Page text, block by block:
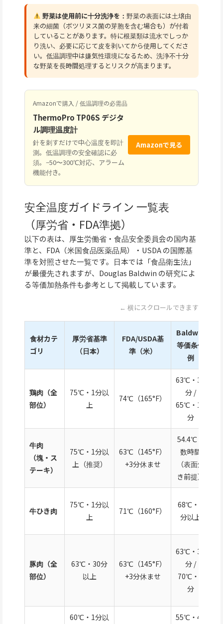
野菜は使用前に十分洗浄を： 野菜の表面には土壌由
来の細菌（ボツリヌス菌の芽胞を含む場合も）が付着
していることがあります。特に根菜類は流水でしっか
り洗い、必要に応じて皮を剥いてから使用してくださ
い。低温調理中は嫌気性環境になるため、洗浄不十分
な野菜を長時間処理するとリスクが高まります。
Amazonで購入 / 低温調理の必需品
ThermoPro TP06S デジタ
ル調理温度計
針を刺すだけで中心温度を即計
測。低温調理の安全確認に必
須。−50〜300℃対応、アラーム
機能付き。
Amazonで見る
安全温度ガイドライン 一覧表
（厚労省・FDA準拠）
以下の表は、厚生労働省・食品安全委員会の国内基
準と、FDA（米国食品医薬品局）・USDA の国際基
準を対照させた一覧です。日本では「食品衛生法」
が最優先されますが、Douglas Baldwin の研究によ
る等価加熱条件も参考として掲載しています。
← 横にスクロールできます
食材カテ
ゴリ
厚労省基準
（日本）
FDA/USDA基
準（米）
Baldwin
等価条件
例
鶏肉（全
部位）
75℃・1分以
上
74℃（165°F）
63℃・30
分 /
65℃・15
分
牛肉
（塊・ス
テーキ）
75℃・1分以
上（推奨）
63℃（145°F）
+3分休ませ
54.4℃・
数時間
（表面焼
き前提）
牛ひき肉
75℃・1分以
上
71℃（160°F）
68℃・5
分以上
豚肉（全
部位）
63℃・30分
以上
63℃（145°F）
+3分休ませ
63℃・30
分 /
70℃・3
分
60℃・1分以
55℃・45